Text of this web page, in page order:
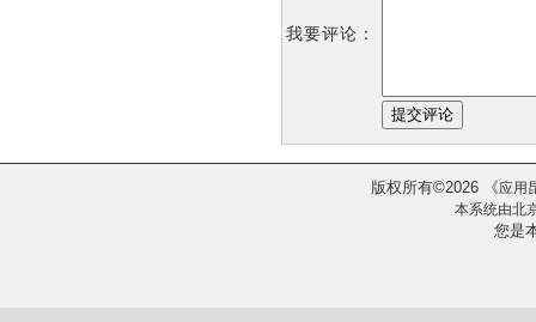
我要评论：
版权所有©2026 《应用
本系统由北
您是